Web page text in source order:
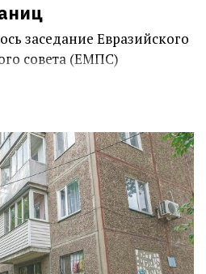
заседание Евразийского
совета (ЕМПС)